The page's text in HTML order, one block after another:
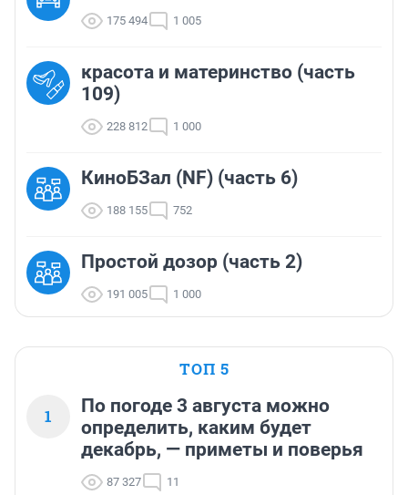
175 494 1 005
красота и материнство (часть
109)
228 812 1 000
КиноБЗал (NF) (часть 6)
188 155 752
Простой дозор (часть 2)
191 005 1 000
ТОП 5
1
По погоде 3 августа можно
определить, каким будет
декабрь, — приметы и поверья
87 327 11